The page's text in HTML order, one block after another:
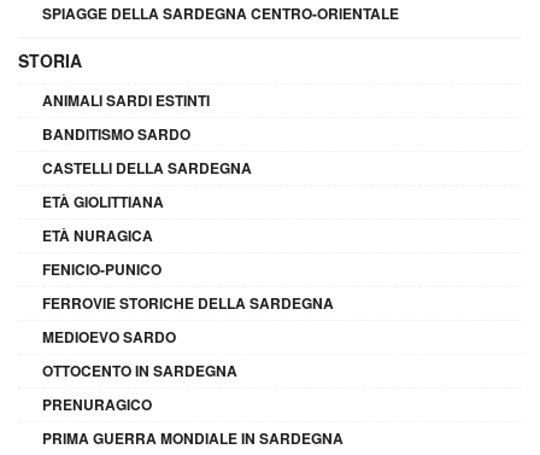
SPIAGGE DELLA SARDEGNA CENTRO-ORIENTALE
STORIA
ANIMALI SARDI ESTINTI
BANDITISMO SARDO
CASTELLI DELLA SARDEGNA
ETÀ GIOLITTIANA
ETÀ NURAGICA
FENICIO-PUNICO
FERROVIE STORICHE DELLA SARDEGNA
MEDIOEVO SARDO
OTTOCENTO IN SARDEGNA
PRENURAGICO
PRIMA GUERRA MONDIALE IN SARDEGNA